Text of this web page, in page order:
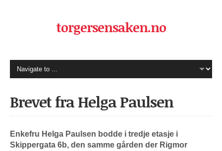
torgersensaken.no
Brevet fra Helga Paulsen
Enkefru Helga Paulsen bodde i tredje etasje i
Skippergata 6b, den samme gården der Rigmor